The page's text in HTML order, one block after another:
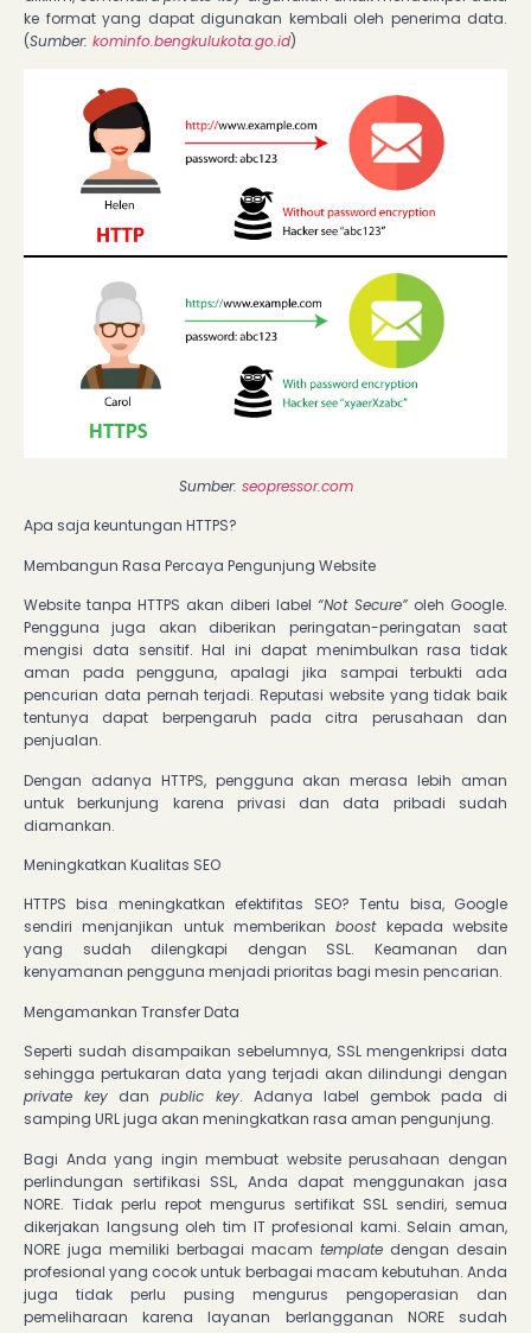
ke format yang dapat digunakan kembali oleh penerima data.
(Sumber: kominfo.bengkulukota.go.id)
Sumber: seopressor.com
Apa saja keuntungan HTTPS?
Membangun Rasa Percaya Pengunjung Website
Website tanpa HTTPS akan diberi label “Not Secure” oleh Google.
Pengguna juga akan diberikan peringatan-peringatan saat
mengisi data sensitif. Hal ini dapat menimbulkan rasa tidak
aman pada pengguna, apalagi jika sampai terbukti ada
pencurian data pernah terjadi. Reputasi website yang tidak baik
tentunya dapat berpengaruh pada citra perusahaan dan
penjualan.
Dengan adanya HTTPS, pengguna akan merasa lebih aman
untuk berkunjung karena privasi dan data pribadi sudah
diamankan.
Meningkatkan Kualitas SEO
HTTPS bisa meningkatkan efektifitas SEO? Tentu bisa, Google
sendiri menjanjikan untuk memberikanboostkepada website
yang sudah dilengkapi dengan SSL. Keamanan dan
kenyamanan pengguna menjadi prioritas bagi mesin pencarian.
Mengamankan Transfer Data
Seperti sudah disampaikan sebelumnya, SSL mengenkripsi data
sehingga pertukaran data yang terjadi akan dilindungi dengan
private key dan public key. Adanya label gembok pada di
samping URL juga akan meningkatkan rasa aman pengunjung.
Bagi Anda yang ingin membuat website perusahaan dengan
perlindungan sertifikasi SSL, Anda dapat menggunakan jasa
NORE. Tidak perlu repot mengurus sertifikat SSL sendiri, semua
dikerjakan langsung oleh tim IT profesional kami. Selain aman,
NORE juga memiliki berbagai macam template dengan desain
profesional yang cocok untuk berbagai macam kebutuhan. Anda
juga tidak perlu pusing mengurus pengoperasian dan
pemeliharaan karena layanan berlangganan NORE sudah